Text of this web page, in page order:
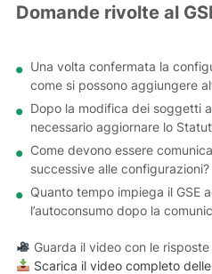
Domande rivolte al
Una volta confermata la
come si possono aggiungere
Dopo la modifica dei soggetti
necessario aggiornare lo
Come devono essere
successive alle configurazioni?
Quanto tempo impiega il GSE
l’autoconsumo dopo la
Guarda il video con le risposte
Scarica il video completo